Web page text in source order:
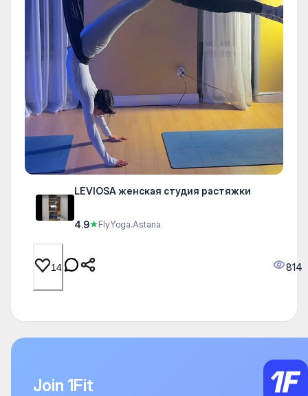
LEVIOSA женская студия растяжки
4.9★FlyYoga.Astana
14 814
Join 1Fit